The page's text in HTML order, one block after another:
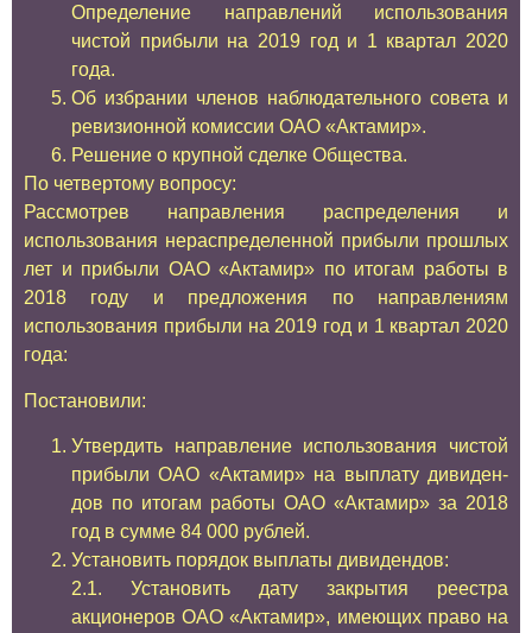
Определение направлений использования
чистой прибыли на 2019 год и 1 квартал 2020
года.
Об избрании членов наблюдательного совета и
ревизионной комиссии ОАО «Актамир».
Решение о крупной сделке Общества.
По четвертому вопросу:
Рассмотрев направления распределения и
использования нераспределенной прибыли прошлых
лет и прибыли ОАО «Актамир» по итогам работы в
2018 году и предложения по направлениям
использования прибыли на 2019 год и 1 квартал 2020
года:
Постановили:
Утвердить направление использования чистой
прибыли ОАО «Актамир» на выплату дивиден-
дов по итогам работы ОАО «Актамир» за 2018
год в сумме 84 000 рублей.
Установить порядок выплаты дивидендов:
2.1. Установить дату закрытия реестра
акционеров ОАО «Актамир», имеющих право на